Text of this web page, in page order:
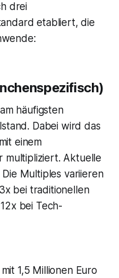
drei
etabliert, die
häufigsten
Dabei wird das
einem
multipliziert. Aktuelle
Multiples variieren
bei traditionellen
bei Tech-
1,5 Millionen Euro